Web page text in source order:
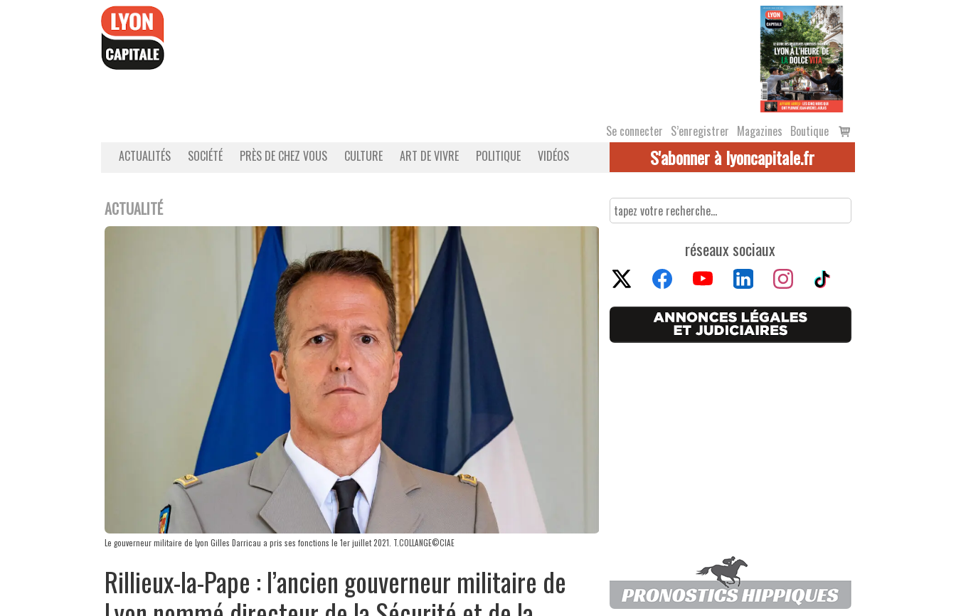
Se connecter S’enregistrer Magazines Boutique
Voir
le
ACTUALITÉS SOCIÉTÉ PRÈS DE CHEZ VOUS CULTURE ART DE VIVRE POLITIQUE VIDÉOS S'abonner à lyoncapitale.fr
ACTUALITÉ
Le gouverneur militaire de Lyon Gilles Darricau a pris ses fonctions le 1er juillet 2021. T.COLLANGE©CIAE
Rillieux-la-Pape : l’ancien gouverneur militaire de
réseaux sociaux